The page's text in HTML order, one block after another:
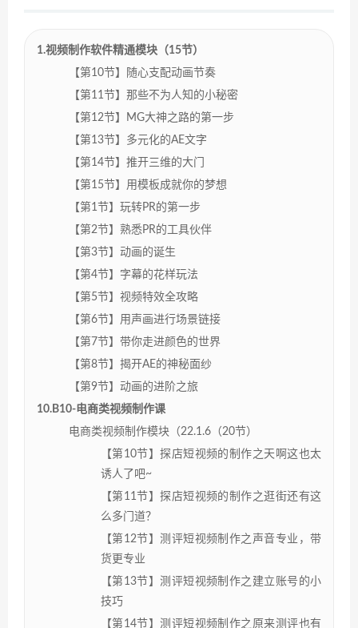
1.视频制作软件精通模块（15节）
【第10节】随心支配动画节奏
【第11节】那些不为人知的小秘密
【第12节】MG大神之路的第一步
【第13节】多元化的AE文字
【第14节】推开三维的大门
【第15节】用模板成就你的梦想
【第1节】玩转PR的第一步
【第2节】熟悉PR的工具伙伴
【第3节】动画的诞生
【第4节】字幕的花样玩法
【第5节】视频特效全攻略
【第6节】用声画进行场景链接
【第7节】带你走进颜色的世界
【第8节】揭开AE的神秘面纱
【第9节】动画的进阶之旅
10.B10-电商类视频制作课
电商类视频制作模块（22.1.6（20节）
【第10节】探店短视频的制作之天啊这也太
诱人了吧~
【第11节】探店短视频的制作之逛街还有这
么多门道？
【第12节】测评短视频制作之声音专业，带
货更专业
【第13节】测评短视频制作之建立账号的小
技巧
【第14节】测评短视频制作之原来测评也有